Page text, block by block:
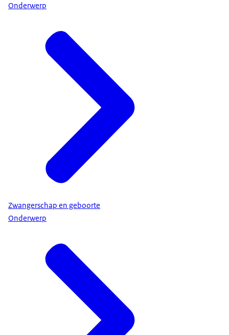
Onderwerp
Zwangerschap en geboorte
Onderwerp